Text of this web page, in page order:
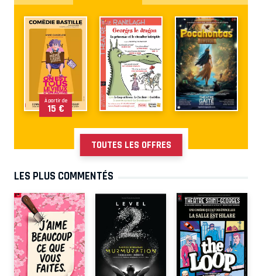
À partir de
15 €
TOUTES LES OFFRES
LES PLUS COMMENTÉS